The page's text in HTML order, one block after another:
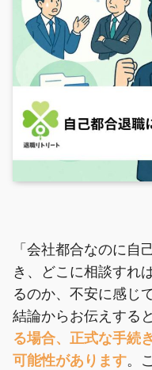
「会社都合なのに自
き、どこに相談すれ
るのか、不安に感じ
結論からお伝えすると
る場合、正式な手続
可能性があります。